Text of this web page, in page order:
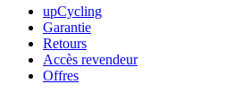
upCycling
Garantie
Retours
Accès revendeur
Offres